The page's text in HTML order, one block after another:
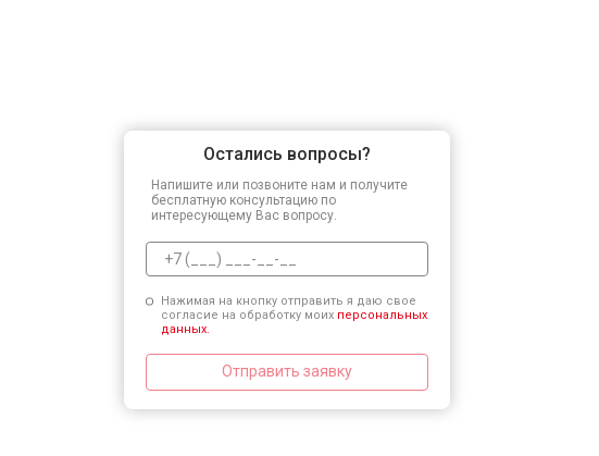
Остались вопросы?
Напишите или позвоните нам и получите
бесплатную консультацию по
интересующему Вас вопросу.
Нажимая на кнопку отправить я даю свое
согласие на обработку моих персональных
данных.
Отправить заявку